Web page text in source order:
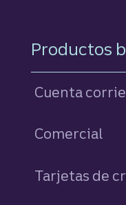
Productos
Cuenta
Comercial
Tarjetas de